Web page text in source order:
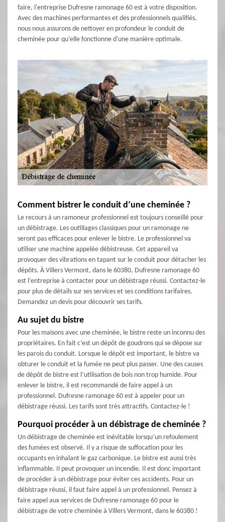
faire, l'entreprise Dufresne ramonage 60 est à votre disposition.
Avec des machines performantes et des professionnels qualifiés,
nous nous assurons de nettoyer en profondeur le conduit de
cheminée pour qu'elle fonctionne d'une manière optimale.
Comment bistrer le conduit d’une cheminée ?
Le recours à un ramoneur professionnel est toujours conseillé pour
un débistrage. Les outillages classiques pour un ramonage ne
seront pas efficaces pour enlever le bistre. Le professionnel va
utiliser une machine appelée débistreuse. Cet appareil va
provoquer des vibrations en tapant sur le conduit pour détacher les
dépôts. À Villers Vermont, dans le 60380, Dufresne ramonage 60
est l’entreprise à contacter pour un débistrage réussi. Contactez-le
pour plus de détails sur ses services et ses conditions tarifaires.
Demandez un devis pour découvrir ses tarifs.
Au sujet du bistre
Pour les maisons avec une cheminée, le bistre reste un inconnu des
propriétaires. En fait c’est un dépôt de goudrons qui se dépose sur
les parois du conduit. Lorsque le dépôt est important, le bistre va
obturer le conduit et la fumée ne peut plus passer. Une des causes
de dépôt de bistre est l’utilisation de bois non trop humide. Pour
enlever le bistre, il est recommandé de faire appel à un
professionnel. Dufresne ramonage 60 est à appeler pour un
débistrage réussi. Les tarifs sont très attractifs. Contactez-le !
Pourquoi procéder à un débistrage de cheminée ?
Un débistrage de cheminée est inévitable lorsqu’un refoulement
des fumées est observé. Il y a risque de suffocation pour les
occupants en inhalant le gaz carbonique. Le bistre est aussi très
inflammable. Il peut provoquer un incendie. Il est donc important
de procéder à un débistrage pour éviter ces accidents. Pour un
débistrage réussi, il faut faire appel à un professionnel. Pensez à
faire appel aux services de Dufresne ramonage 60 pour le
débistrage de votre cheminée à Villers Vermont, dans le 60380 !